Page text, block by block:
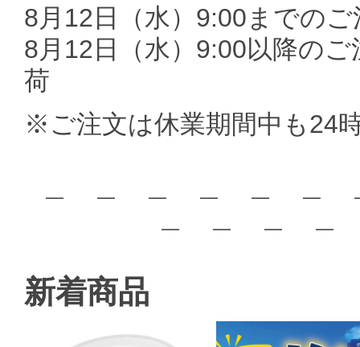
8月12日（水）9:00までの
8月12日（水）9:00以降の
荷
※ご注文は休業期間中も24
新着商品